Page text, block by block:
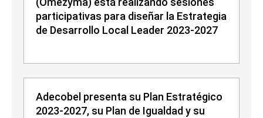
participativas para diseñar la Estrategia
de Desarrollo Local Leader 2023-2027
Adecobel presenta su Plan Estratégico
2023-2027, su Plan de Igualdad y su